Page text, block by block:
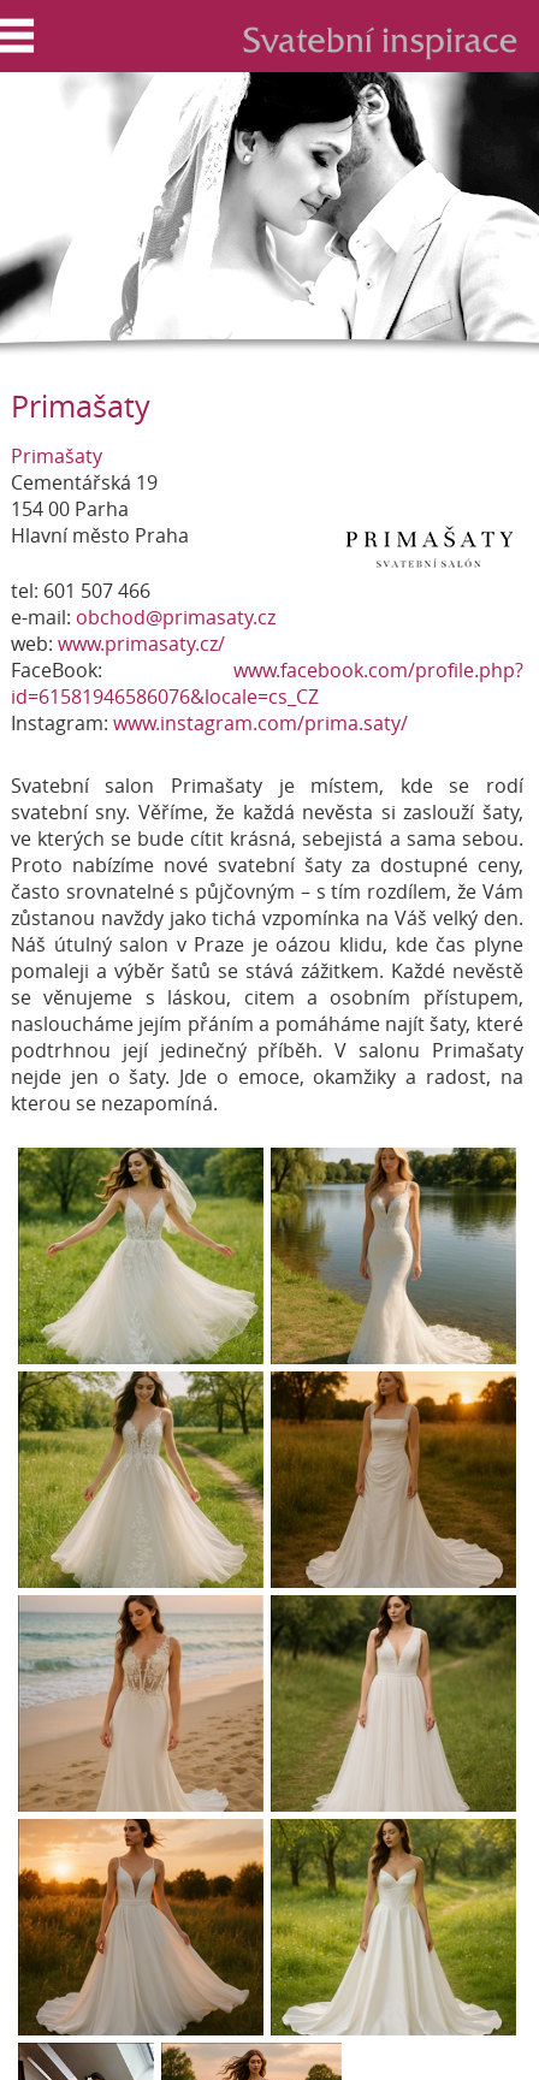
Primašaty
Primašaty
Cementářská 19
154 00 Parha
Hlavní město Praha
tel: 601 507 466
e-mail: obchod@primasaty.cz
web: www.primasaty.cz/
FaceBook: www.facebook.com/profile.php?
id=61581946586076&locale=cs_CZ
Instagram: www.instagram.com/prima.saty/
Svatební salon Primašaty je místem, kde se rodí
svatební sny. Věříme, že každá nevěsta si zaslouží šaty,
ve kterých se bude cítit krásná, sebejistá a sama sebou.
Proto nabízíme nové svatební šaty za dostupné ceny,
často srovnatelné s půjčovným – s tím rozdílem, že Vám
zůstanou navždy jako tichá vzpomínka na Váš velký den.
Náš útulný salon v Praze je oázou klidu, kde čas plyne
pomaleji a výběr šatů se stává zážitkem. Každé nevěstě
se věnujeme s láskou, citem a osobním přístupem,
nasloucháme jejím přáním a pomáháme najít šaty, které
podtrhnou její jedinečný příběh. V salonu Primašaty
nejde jen o šaty. Jde o emoce, okamžiky a radost, na
kterou se nezapomíná.